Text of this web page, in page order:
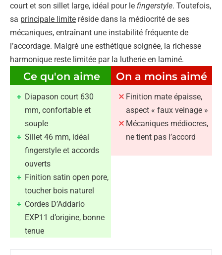
court et son sillet large, idéal pour le fingerstyle. Toutefois,
sa principale limite réside dans la médiocrité de ses
mécaniques, entraînant une instabilité fréquente de
l’accordage. Malgré une esthétique soignée, la richesse
harmonique reste limitée par la lutherie en laminé.
Ce qu'on aime
Diapason court 630
mm, confortable et
souple
Sillet 46 mm, idéal
fingerstyle et accords
ouverts
Finition satin open pore,
toucher bois naturel
Cordes D’Addario
EXP11 d’origine, bonne
tenue
On a moins aimé
Finition mate épaisse,
aspect « faux veinage »
Mécaniques médiocres,
ne tient pas l’accord